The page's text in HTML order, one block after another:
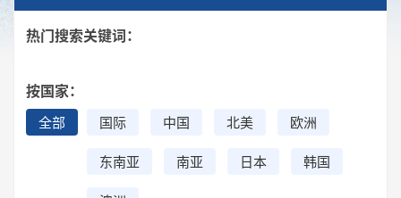
热门搜索关键词：
按国家：
全部 国际 中国 北美 欧洲
东南亚 南亚 日本 韩国